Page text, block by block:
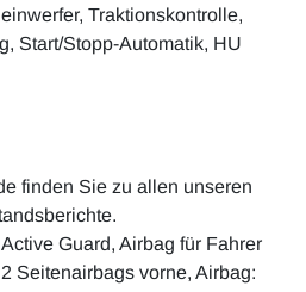
Traktionskontrolle,
Start/Stopp-Automatik, HU
finden Sie zu allen unseren
Guard, Airbag für Fahrer
Seitenairbags vorne, Airbag: